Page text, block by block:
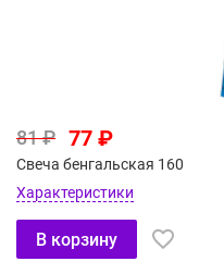
81 ₽ 77 ₽
Свеча бенгальская 160
Характеристики
В корзину